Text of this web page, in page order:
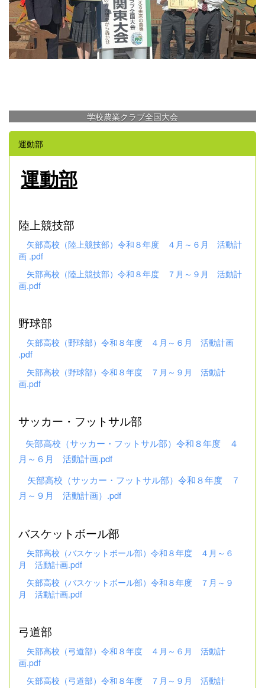
学校農業クラブ全国大会
運動部
運動部
陸上競技部
矢部高校（陸上競技部）令和８年度 ４月～６月 活動計
画 .pdf
矢部高校（陸上競技部）令和８年度 ７月～９月 活動計
画.pdf
野球部
矢部高校（野球部）令和８年度 ４月～６月 活動計画
.pdf
矢部高校（野球部）令和８年度 ７月～９月 活動計
画.pdf
サッカー・フットサル部
矢部高校（サッカー・フットサル部）令和８年度 ４
月～６月 活動計画.pdf
矢部高校（サッカー・フットサル部）令和８年度 ７
月～９月 活動計画）.pdf
バスケットボール部
矢部高校（バスケットボール部）令和８年度 ４月～６
月 活動計画.pdf
矢部高校（バスケットボール部）令和８年度 ７月～９
月 活動計画.pdf
弓道部
矢部高校（弓道部）令和８年度 ４月～６月 活動計
画.pdf
矢部高校（弓道部）令和８年度 ７月～９月 活動計